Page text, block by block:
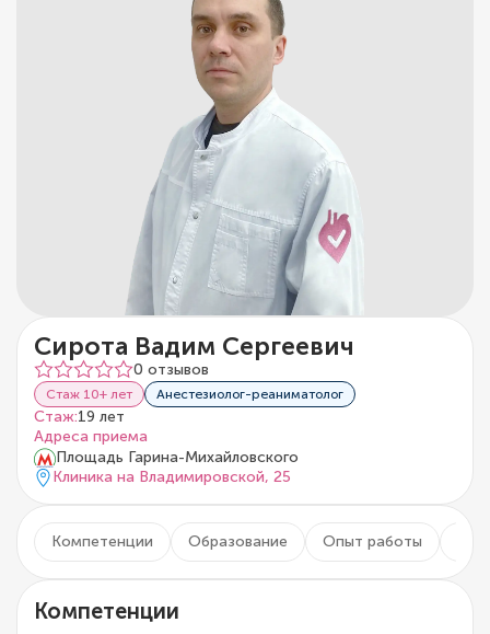
Сирота Вадим Сергеевич
0 отзывов
Стаж 10+ лет Анестезиолог-реаниматолог
Стаж:19 лет
Адреса приема
Площадь Гарина-Михайловского
Клиника на Владимировской, 25
Компетенции Образование Опыт работы
Компетенции